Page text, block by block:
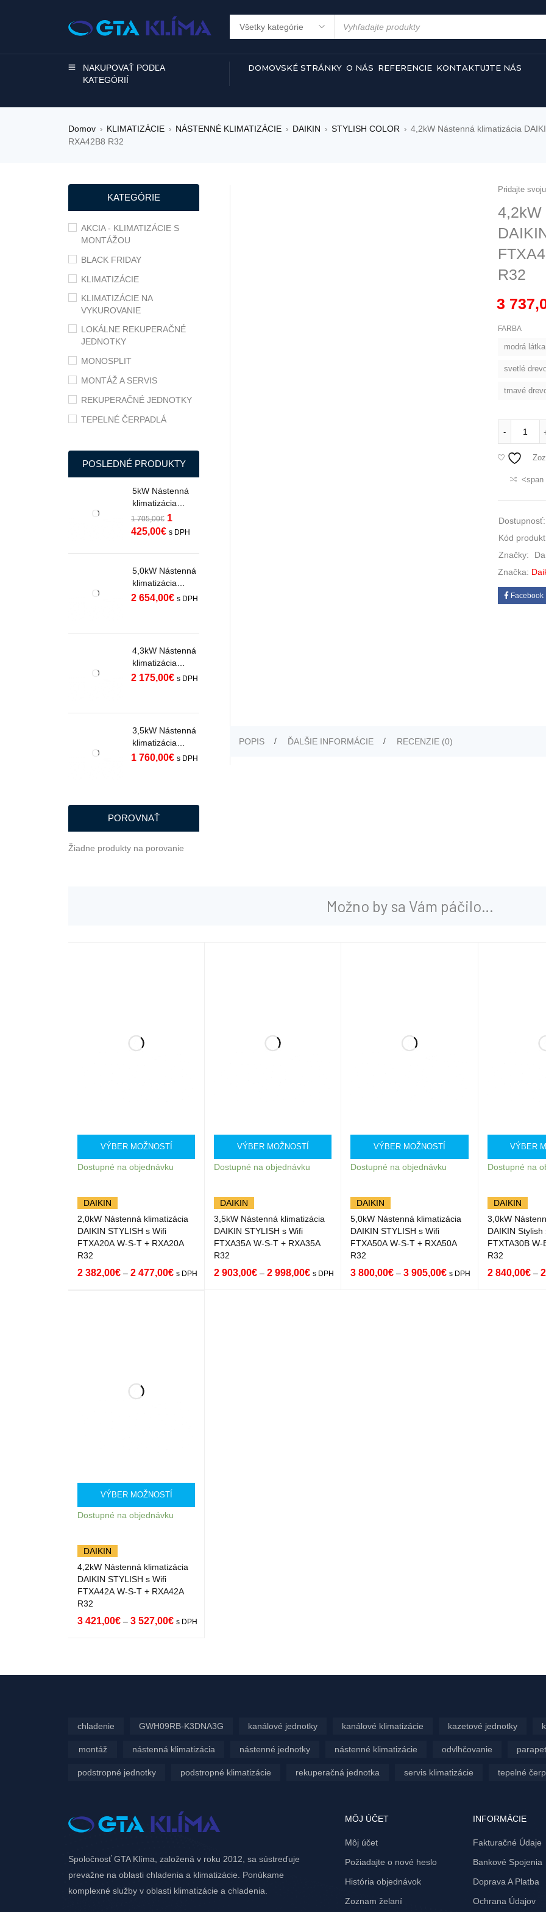
NAKUPOVAŤ PODĽA
KATEGÓRIÍ
DOMOVSKÉ STRÁNKY O NÁS REFERENCIE KONTAKTUJTE NÁS
Domov › KLIMATIZÁCIE › NÁSTENNÉ KLIMATIZÁCIE › DAIKIN › STYLISH COLOR › 4,2kW Nástenná klimatizácia
RXA42B8 R32
KATEGÓRIE
AKCIA - KLIMATIZÁCIE S
MONTÁŽOU
BLACK FRIDAY
KLIMATIZÁCIE
KLIMATIZÁCIE NA
VYKUROVANIE
LOKÁLNE REKUPERAČNÉ
JEDNOTKY
MONOSPLIT
MONTÁŽ A SERVIS
REKUPERAČNÉ JEDNOTKY
TEPELNÉ ČERPADLÁ
POSLEDNÉ PRODUKTY
5kW Nástenná
klimatizácia
Midea Oasis Plus
s Wifi do -35°C
1 705,00€ 1
425,00€ s DPH
5,0kW Nástenná
klimatizácia
SAMSUNG
WHITE s WiFi
EU R32
2 654,00€ s DPH
4,3kW Nástenná
klimatizácia
SAMSUNG
WHITE s WiFi
EU R32
2 175,00€ s DPH
3,5kW Nástenná
klimatizácia
SAMSUNG
AR70H12C1ABN
EU R32
1 760,00€ s DPH
POROVNAŤ
Žiadne produkty na porovanie
Pridajte
4,2kW
R32
3
FARBA
modrá
svetlé
tmavé
-
<span
Dostupnosť:
Kód
Značky:
Značka:
Facebook
POPIS ĎALŠIE INFORMÁCIE RECENZIE (0)
Možno by sa Vám páčilo…
VÝBER MOŽNOSTÍ
Dostupné na objednávku
DAIKIN
2,0kW Nástenná klimatizácia
DAIKIN STYLISH s Wifi
FTXA20A W-S-T + RXA20A
R32
2 382,00€ – 2 477,00€ s DPH
VÝBER MOŽNOSTÍ
Dostupné na objednávku
DAIKIN
3,5kW Nástenná klimatizácia
DAIKIN STYLISH s Wifi
FTXA35A W-S-T + RXA35A
R32
2 903,00€ – 2 998,00€ s DPH
VÝBER MOŽNOSTÍ
Dostupné na objednávku
DAIKIN
5,0kW Nástenná klimatizácia
DAIKIN STYLISH s Wifi
FTXA50A W-S-T + RXA50A
R32
3 800,00€ – 3 905,00€ s DPH
VÝBER
Dostupné na
DAIKIN
3,0kW
DAIKIN Stylish
FTXTA30B W-
R32
2 840,00€ –
VÝBER MOŽNOSTÍ
Dostupné na objednávku
DAIKIN
4,2kW Nástenná klimatizácia
DAIKIN STYLISH s Wifi
FTXA42A W-S-T + RXA42A
R32
3 421,00€ – 3 527,00€ s DPH
chladenie GWH09RB-K3DNA3G kanálové jednotky kanálové klimatizácie kazetové jednotky
montáž nástenná klimatizácia nástenné jednotky nástenné klimatizácie odvlhčovanie
podstropné jednotky podstropné klimatizácie rekuperačná jednotka servis klimatizácie tepelné
Spoločnosť GTA Klíma, založená v roku 2012, sa sústreďuje
prevažne na oblasti chladenia a klimatizácie. Ponúkame
komplexné služby v oblasti klimatizácie a chladenia.
MÔJ ÚČET
Môj účet
Požiadajte o nové heslo
História objednávok
Zoznam želaní
INFORMÁCIE
Fakturačné Údaje
Bankové Spojenia
Doprava A Platba
Ochrana Údajov